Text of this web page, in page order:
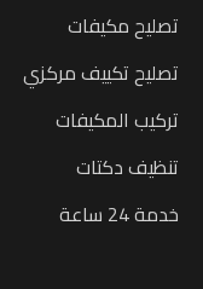
تصليح مكيفات
تصليح تكييف مركزي
تركيب المكيفات
تنظيف دكتات
خدمة 24 ساعة